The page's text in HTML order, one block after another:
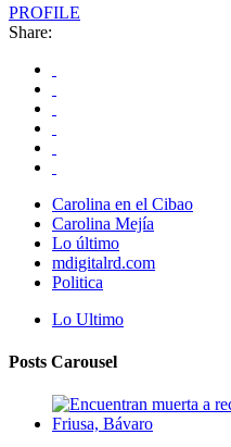
PROFILE
Share:
Carolina en el Cibao
Carolina Mejía
Lo último
mdigitalrd.com
Politica
Lo Ultimo
Posts Carousel